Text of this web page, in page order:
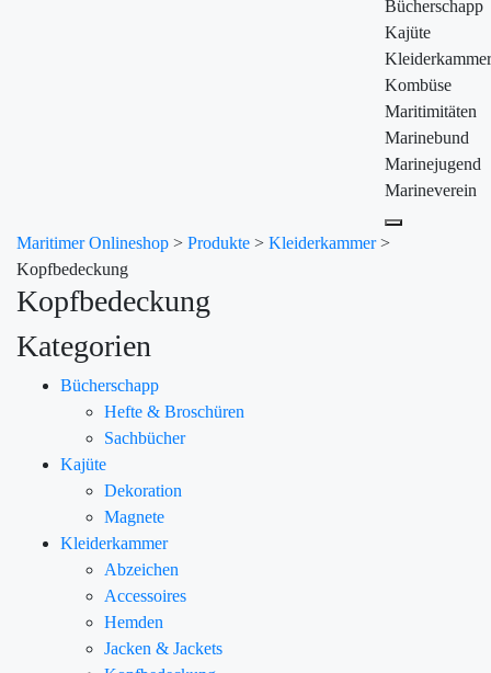
Bücherschapp
Kajüte
Kleiderkammer
Kombüse
Maritimitäten
Marinebund
Marinejugend
Marineverein
Maritimer Onlineshop > Produkte > Kleiderkammer>
Kopfbedeckung
Kopfbedeckung
Kategorien
Bücherschapp
Hefte & Broschüren
Sachbücher
Kajüte
Dekoration
Magnete
Kleiderkammer
Abzeichen
Accessoires
Hemden
Jacken & Jackets